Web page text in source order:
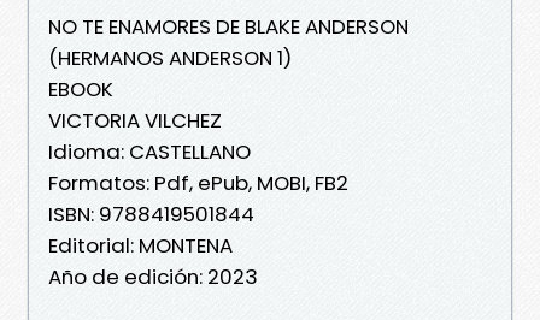
NO TE ENAMORES DE BLAKE ANDERSON
(HERMANOS ANDERSON 1)
EBOOK
VICTORIA VILCHEZ
Idioma: CASTELLANO
Formatos: Pdf, ePub, MOBI, FB2
ISBN: 9788419501844
Editorial: MONTENA
Año de edición: 2023